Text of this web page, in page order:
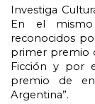
Investiga
En el mismo
reconocidos
primer premio
Ficción y por
premio de
Argentina”.